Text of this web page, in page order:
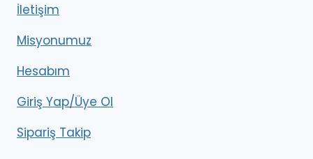
İletişim
Misyonumuz
Hesabım
Giriş Yap/Üye Ol
Sipariş Takip